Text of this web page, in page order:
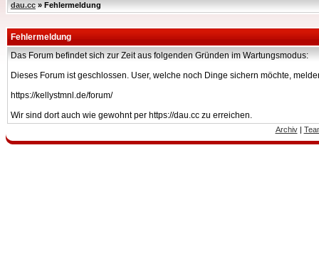
dau.cc » Fehlermeldung
Fehlermeldung
Das Forum befindet sich zur Zeit aus folgenden Gründen im Wartungsmodus:
Dieses Forum ist geschlossen. User, welche noch Dinge sichern möchte,
https://kellystmnl.de/forum/
Wir sind dort auch wie gewohnt per https://dau.cc zu erreichen.
Archiv|